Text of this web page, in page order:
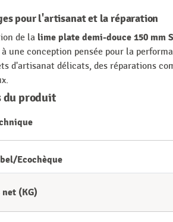
pour l'artisanat et la réparation
de la lime plate demi-douce 150 mm
à une conception pensée pour la
d'artisanat délicats, des réparations
du produit
Ecochèque
net (KG)